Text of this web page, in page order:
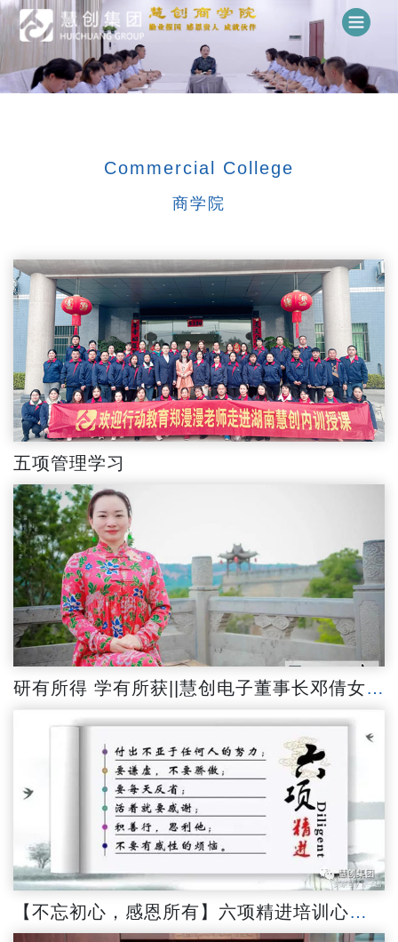
Commercial College
商学院
五项管理学习
研有所得 学有所获||慧创电子董事长邓倩女士带领慧创高管山西研学归来话“干货”
【不忘初心，感恩所有】六项精进培训心得分享